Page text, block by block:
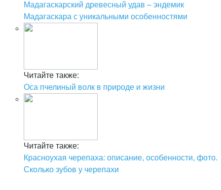
Мадагаскарский древесный удав – эндемик
Мадагаскара с уникальными особенностями
Читайте также:
Оса пчелиный волк в природе и жизни
Читайте также:
Красноухая черепаха: описание, особенности, фото.
Сколько зубов у черепахи